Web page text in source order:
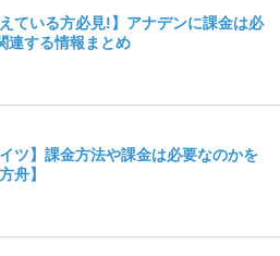
えている方必見!】アナデンに課金は必
連する情報まとめ
イツ】課金方法や課金は必要なのかを
舟】